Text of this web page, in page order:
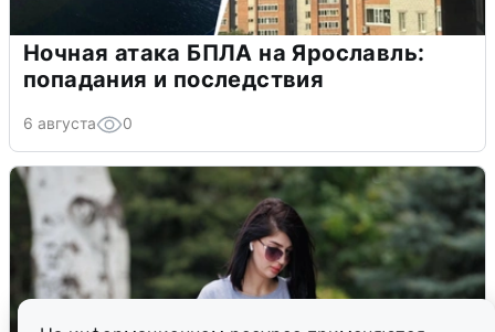
Ночная атака БПЛА на Ярославль:
попадания и последствия
6 августа 0